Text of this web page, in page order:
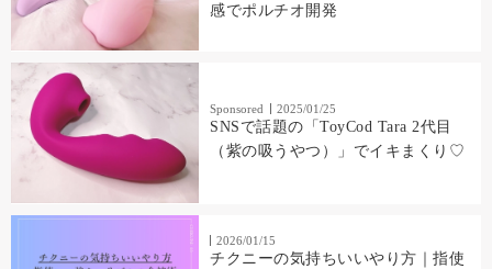
感でポルチオ開発
Sponsored 2025/01/25
SNSで話題の「ToyCod Tara 2代目
（紫の吸うやつ）」でイキまくり♡
2026/01/15
チクニーの気持ちいいやり方｜指使